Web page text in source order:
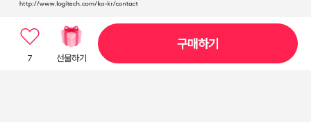
7 선물하기
구매하기